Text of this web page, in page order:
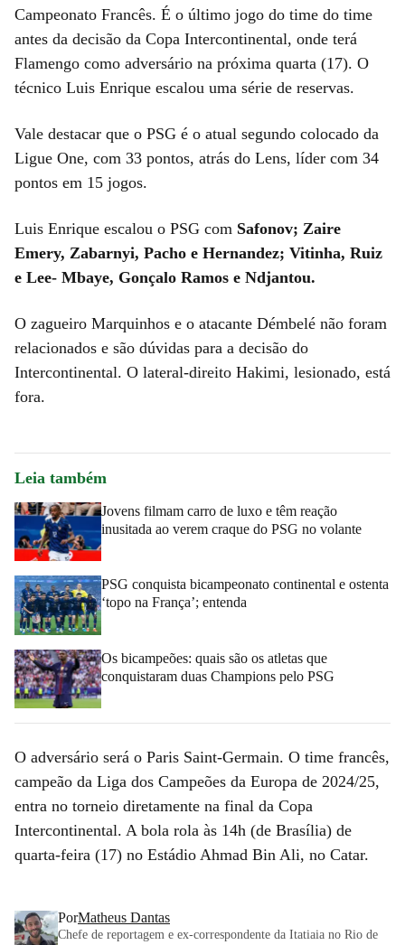
Campeonato Francês. É o último jogo do time do time
antes da decisão da Copa Intercontinental, onde terá
Flamengo como adversário na próxima quarta (17). O
técnico Luis Enrique escalou uma série de reservas.
Vale destacar que o PSG é o atual segundo colocado da
Ligue One, com 33 pontos, atrás do Lens, líder com 34
pontos em 15 jogos.
Luis Enrique escalou o PSG com Safonov; Zaire
Emery, Zabarnyi, Pacho e Hernandez; Vitinha, Ruiz
e Lee- Mbaye, Gonçalo Ramos e Ndjantou.
O zagueiro Marquinhos e o atacante Démbelé não foram
relacionados e são dúvidas para a decisão do
Intercontinental. O lateral-direito Hakimi, lesionado, está
fora.
Leia também
Jovens filmam carro de luxo e têm reação
inusitada ao verem craque do PSG no volante
PSG conquista bicampeonato continental e ostenta
‘topo na França’; entenda
Os bicampeões: quais são os atletas que
conquistaram duas Champions pelo PSG
O adversário será o Paris Saint-Germain. O time francês,
campeão da Liga dos Campeões da Europa de 2024/25,
entra no torneio diretamente na final da Copa
Intercontinental. A bola rola às 14h (de Brasília) de
quarta-feira (17) no Estádio Ahmad Bin Ali, no Catar.
PorMatheus Dantas
Chefe de reportagem e ex-correspondente da Itatiaia no Rio de